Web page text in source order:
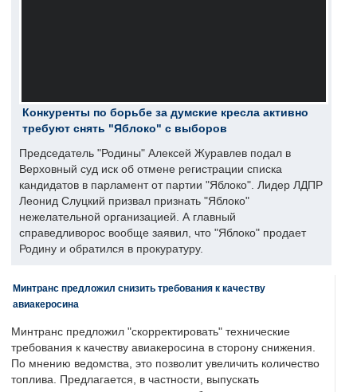
Конкуренты по борьбе за думские кресла активно
требуют снять "Яблоко" с выборов
Председатель "Родины" Алексей Журавлев подал в
Верховный суд иск об отмене регистрации списка
кандидатов в парламент от партии "Яблоко". Лидер ЛДПР
Леонид Слуцкий призвал признать "Яблоко"
нежелательной организацией. А главный
справедливорос вообще заявил, что "Яблоко" продает
Родину и обратился в прокуратуру.
Минтранс предложил снизить требования к качеству
авиакеросина
Минтранс предложил "скорректировать" технические
требования к качеству авиакеросина в сторону снижения.
По мнению ведомства, это позволит увеличить количество
топлива. Предлагается, в частности, выпускать